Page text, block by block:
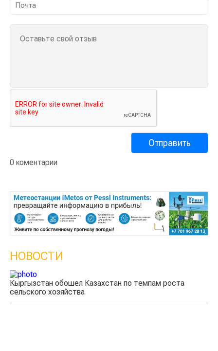
0 коментарии
НОВОСТИ
Кыргызстан обошел Казахстан по темпам роста
сельского хозяйства